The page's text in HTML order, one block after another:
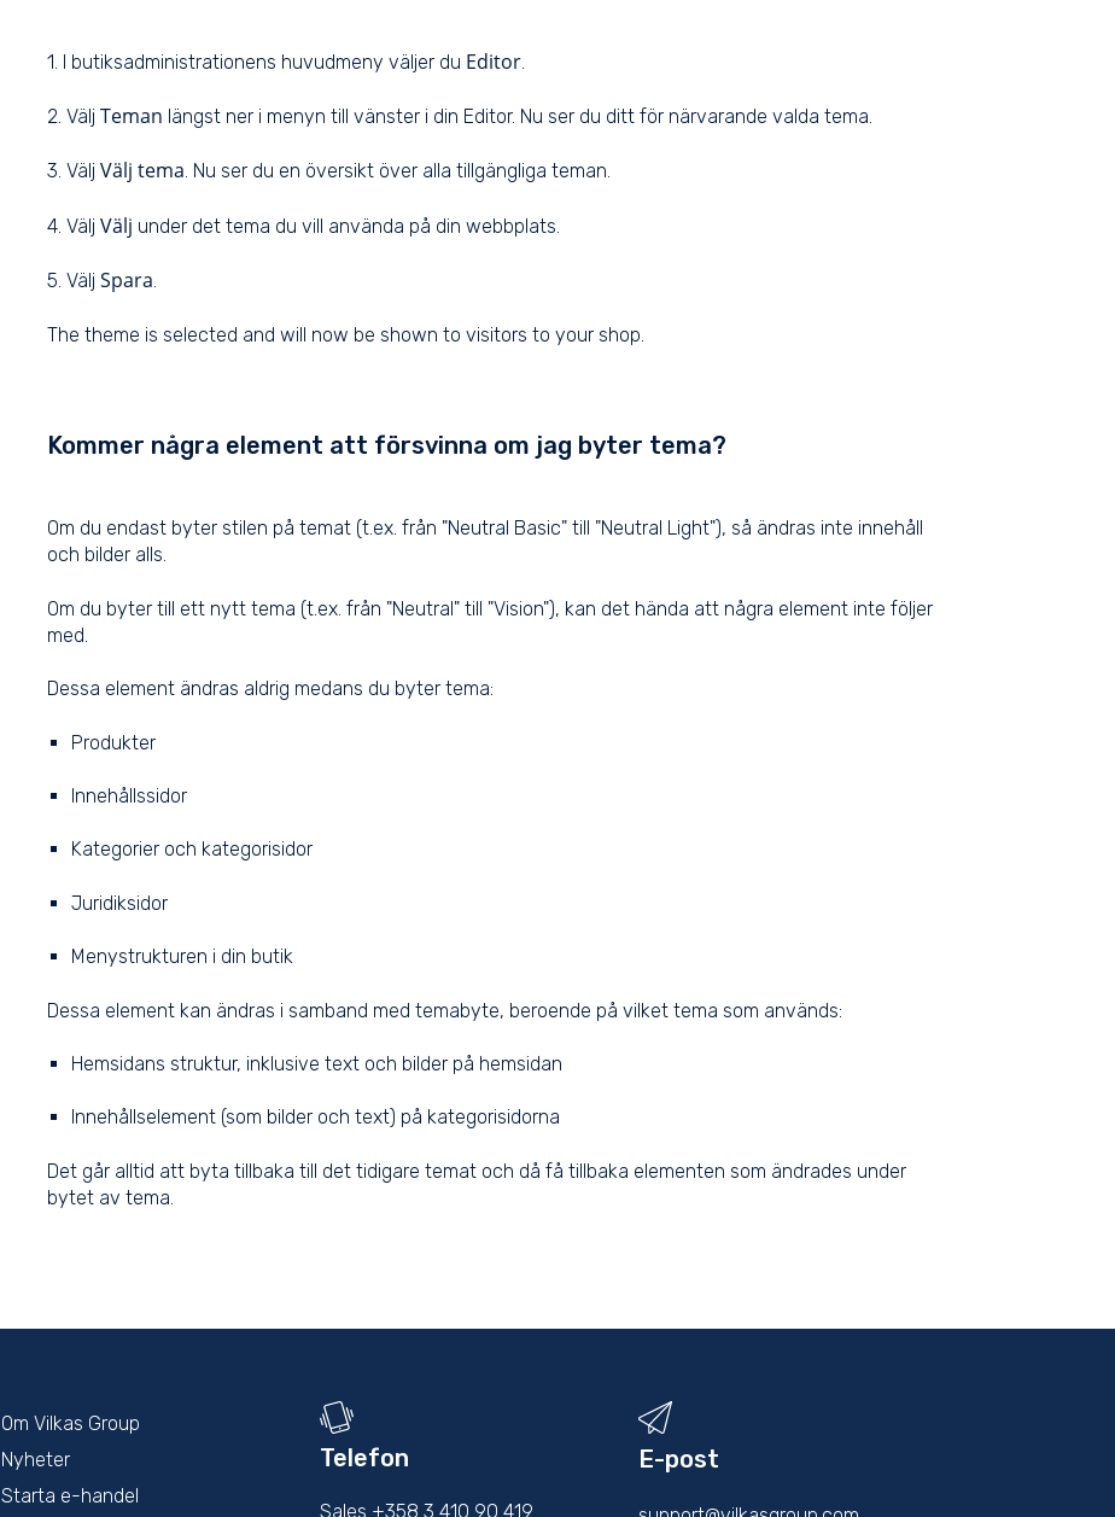
1. I butiksadministrationens huvudmeny väljer du Editor
2. VäljTeman längst ner i menyn till vänster i din Editor. Nu ser du ditt för närvarande valda tema.
3. VäljVälj tema. Nu ser du en översikt över alla tillgängliga teman.
4. VäljVälj under det tema du vill använda på din webbplats.
5. VäljSpara.
The theme is selected and will now be shown to visitors to your shop.
Kommer några element att försvinna om jag byter tema?
Om du endast byter stilen på temat (t.ex. från "Neutral Basic" till "Neutral Light"), så ändras inte innehåll
och bilder alls.
Om du byter till ett nytt tema (t.ex. från "Neutral" till "Vision"), kan det hända att några element inte följer
med.
Dessa element ändras aldrig medans du byter tema:
Produkter
Innehållssidor
Kategorier och kategorisidor
Juridiksidor
Menystrukturen i din butik
Dessa element kan ändras i samband med temabyte, beroende på vilket tema som används:
Hemsidans struktur, inklusive text och bilder på hemsidan
Innehållselement (som bilder och text) på kategorisidorna
Det går alltid att byta tillbaka till det tidigare temat och då få tillbaka elementen som ändrades under
bytet av tema.
Om Vilkas Group
Nyheter
Starta e-handel
Telefon
Sales +358 3 410 90 419
E-post